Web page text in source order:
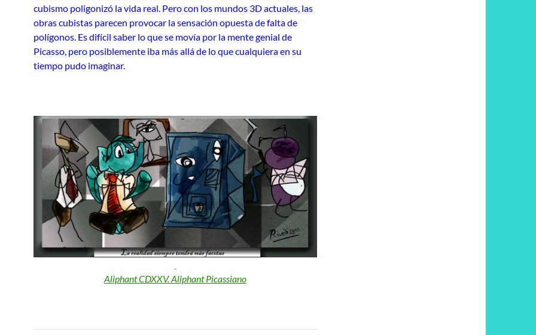
cubismo poligonizó la vida real. Pero con los mundos 3D actuales, las
obras cubistas parecen provocar la sensación opuesta de falta de
polígonos. Es difícil saber lo que se movía por la mente genial de
Picasso, pero posiblemente iba más allá de lo que cualquiera en su
tiempo pudo imaginar.
Aliphant CDXXV. Aliphant Picassiano